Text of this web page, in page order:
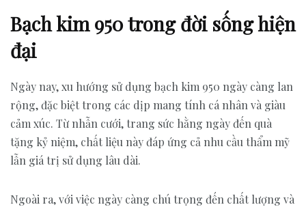
Bạch kim 950 trong đời sống hiện
đại
Ngày nay, xu hướng sử dụng bạch kim 950 ngày càng lan
rộng, đặc biệt trong các dịp mang tính cá nhân và giàu
cảm xúc. Từ nhẫn cưới, trang sức hằng ngày đến quà
tặng kỷ niệm, chất liệu này đáp ứng cả nhu cầu thẩm mỹ
lẫn giá trị sử dụng lâu dài.
Ngoài ra, với việc ngày càng chú trọng đến chất lượng và